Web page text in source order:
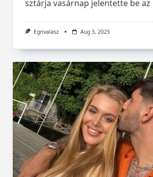
sztárja vasárnap jelentette be az
Egrivalasz Aug 3, 2025